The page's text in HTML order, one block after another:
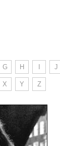
G H J
X Y Z